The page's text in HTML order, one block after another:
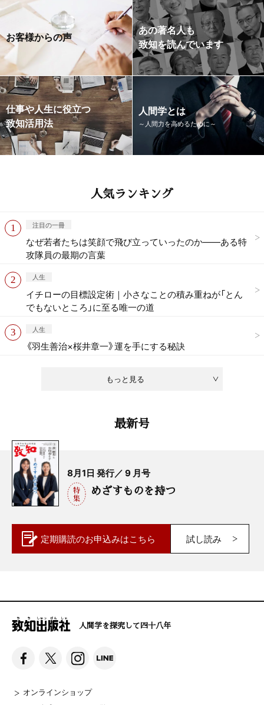
お客様からの声
あの著名人も
致知を読んでいます
仕事や人生に役立つ
致知活用法
人間学とは
～人間力を高めるために～
人気ランキング
もっと見る
注目の一冊
なぜ若者たちは笑顔で飛び立っていったのか——ある特
攻隊員の最期の言葉
人生
イチローの目標設定術｜小さなことの積み重ねが「とん
でもないところ」に至る唯一の道
人生
《羽生善治×桜井章一》運を手にする秘訣
最新号
8月1日 発行／ 9 月号
めざすものを持つ
定期購読のお申込みはこちら 試し読み
人間学を探究して四十八年
オンラインショップ